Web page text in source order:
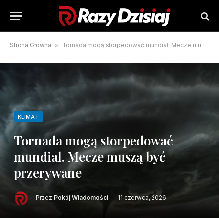
Strona Główna » Tornada mogą storpedować mundial. Mecze muszą być przerywane
KLIMAT
Tornada mogą storpedować
mundial. Mecze muszą być
przerywane
Przez Pokój Wiadomości 11 czerwca, 2026